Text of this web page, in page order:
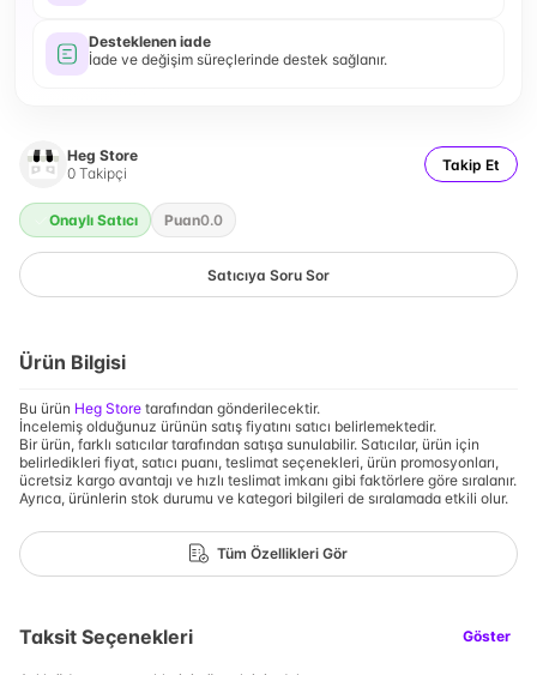
Desteklenen iade
İade ve değişim süreçlerinde destek sağlanır.
Heg Store
0 Takipçi Takip Et
Onaylı Satıcı Puan0.0
Satıcıya Soru Sor
Ürün Bilgisi
Bu ürün Heg Store tarafından gönderilecektir.
İncelemiş olduğunuz ürünün satış fiyatını satıcı belirlemektedir.
Bir ürün, farklı satıcılar tarafından satışa sunulabilir. Satıcılar, ürün için
belirledikleri fiyat, satıcı puanı, teslimat seçenekleri, ürün promosyonları,
ücretsiz kargo avantajı ve hızlı teslimat imkanı gibi faktörlere göre sıralanır.
Ayrıca, ürünlerin stok durumu ve kategori bilgileri de sıralamada etkili olur.
Tüm Özellikleri Gör
Taksit Seçenekleri Göster